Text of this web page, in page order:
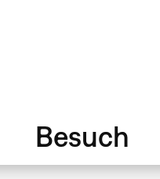
Besuch